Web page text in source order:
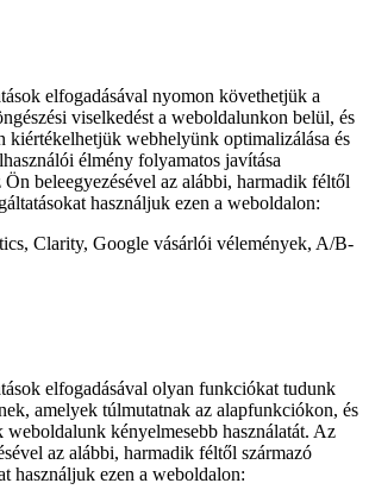
elfogadásával nyomon követhetjük a
viselkedést a weboldalunkon belül, és
kiértékelhetjük webhelyünk optimalizálása és
élmény folyamatos javítása
Ön beleegyezésével az alábbi, harmadik féltől
használjuk ezen a weboldalon:
Clarity, Google vásárlói vélemények, A/B-
elfogadásával olyan funkciókat tudunk
amelyek túlmutatnak az alapfunkciókon, és
weboldalunk kényelmesebb használatát. Az
az alábbi, harmadik féltől származó
használjuk ezen a weboldalon: